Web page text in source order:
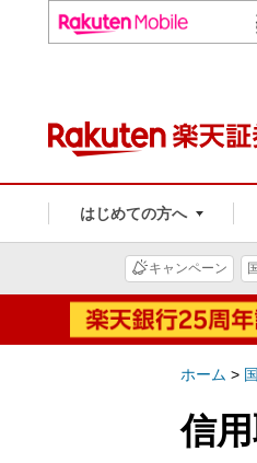
はじめての方へ
キャンペーン
ホーム >
信